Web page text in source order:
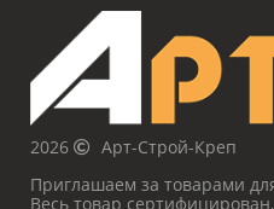
2026
Арт-Строй-Креп
Приглашаем за товарами
Весь товар